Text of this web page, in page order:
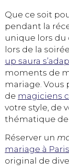
Que ce soit
pendant la
unique lors
lors de la
up saura
moments de
mariage. Vous
de magiciens
votre style, de
thématique de
Réserver un
mariage à Paris
original de